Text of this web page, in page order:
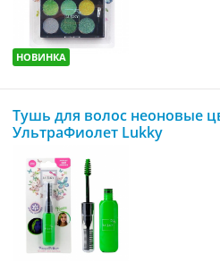
НОВИНКА
Тушь для волос неоновые
УльтраФиолет Lukky